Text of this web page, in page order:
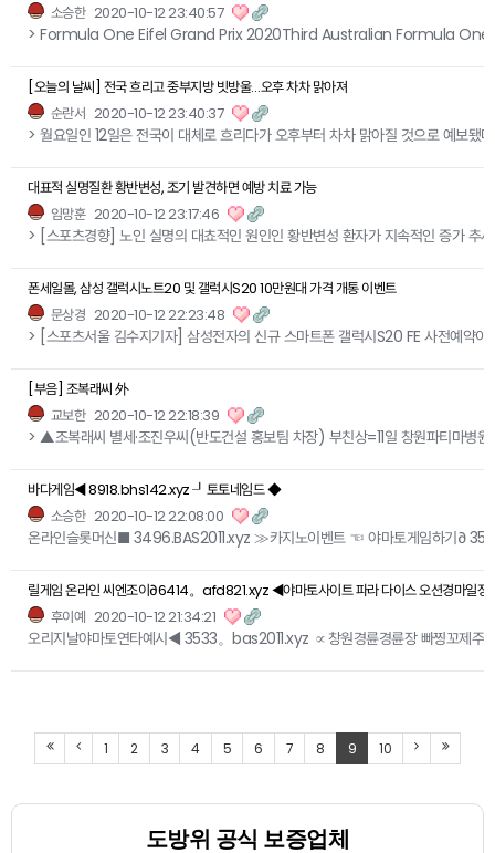
소승한2020-10-12 23:40:57
> Formula One Eifel Grand Prix 2020Third Australian Formula
[오늘의 날씨] 전국 흐리고 중부지방 빗방울…오후 차차 맑아져
순란서 2020-10-12 23:40:37
> 월요일인 12일은 전국이 대체로 흐리다가 오후부터 차차 맑아질 것으로 예보
대표적 실명질환 황반변성, 조기 발견하면 예방 치료 가능
임망훈2020-10-12 23:17:46
> [스포츠경향] 노인 실명의 대쵸적인 원인인 황반변성 환자가 지속적인 증가 추
폰세일몰, 삼성 갤럭시노트20 및 갤럭시S20 10만원대 가격 개통 이벤트
문상경 2020-10-12 22:23:48
> [스포츠서울 김수지기자] 삼성전자의 신규 스마트폰 갤럭시S20 FE 사전예약
[부음] 조복래씨 外
교보한2020-10-12 22:18:39
> ▲조복래씨 별세·조진우씨(반도건설 홍보팀 차장) 부친상=11일 창원파티마
바다게임◀ 8918.bhs142.xyz ┚토토네임드 ◆
소승한2020-10-12 22:08:00
온라인슬롯머신■ 3496.BAS2011.xyz ≫카지노이벤트 ☜ 야마토게임하기∂
릴게임 온라인 씨엔조이∂6414。afd821.xyz ◀야마토사이트 파라 다이스 오션경마일
후이예 2020-10-12 21:34:21
오리지날야마토연타예시◀ 3533。bas2011.xyz ∝창원경륜경륜장 빠찡꼬제
1 2 3 4 5 6 7 8 9 10
도방위 공식 보증업체